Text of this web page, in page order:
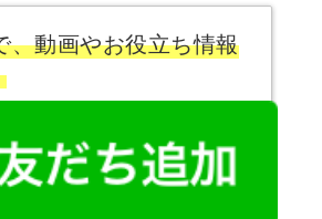
、動画やお役立ち情報